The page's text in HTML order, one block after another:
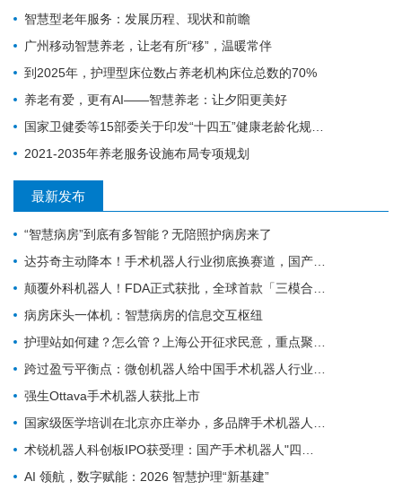
智慧型老年服务：发展历程、现状和前瞻
广州移动智慧养老，让老有所“移”，温暖常伴
到2025年，护理型床位数占养老机构床位总数的70%
养老有爱，更有AI——智慧养老：让夕阳更美好
国家卫健委等15部委关于印发“十四五”健康老龄化规划的通知
2021-2035年养老服务设施布局专项规划
最新发布
“智慧病房”到底有多智能？无陪照护病房来了
达芬奇主动降本！手术机器人行业彻底换赛道，国产替代迎关键变局
颠覆外科机器人！FDA正式获批，全球首款「三模合一」手术机器人诞生
病房床头一体机：智慧病房的信息交互枢纽
护理站如何建？怎么管？上海公开征求民意，重点聚焦社区护理规范化
跨过盈亏平衡点：微创机器人给中国手术机器人行业带来的三个信号
强生Ottava手术机器人获批上市
国家级医学培训在北京亦庄举办，多品牌手术机器人首次集中现场实操
术锐机器人科创板IPO获受理：国产手术机器人"四小龙"冲刺资本市场的背后
AI 领航，数字赋能：2026 智慧护理“新基建”